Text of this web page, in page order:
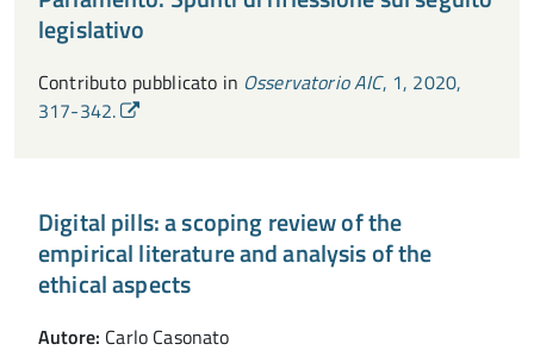
legislativo
Contributo pubblicato in Osservatorio AIC, 1, 2020,
317-342.
Digital pills: a scoping review of the
empirical literature and analysis of the
ethical aspects
Autore: Carlo Casonato